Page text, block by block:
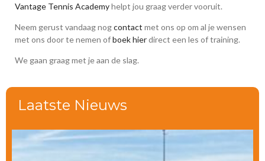
Vantage Tennis Academyhelpt jou graag verder vooruit.
Neem gerust vandaag nogcontact met ons op om al je wensen
met ons door te nemen ofboek hierdirect een les of training.
We gaan graag met je aan de slag.
Laatste Nieuws